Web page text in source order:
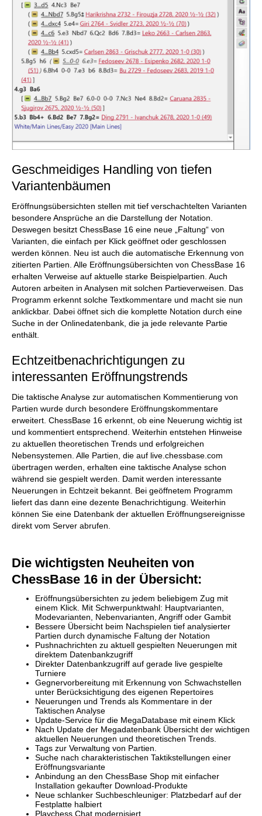
Geschmeidiges Handling von tiefen
Variantenbäumen
Eröffnungsübersichten stellen mit tief verschachtelten Varianten
besondere Ansprüche an die Darstellung der Notation.
Deswegen besitzt ChessBase 16 eine neue „Faltung“ von
Varianten, die einfach per Klick geöffnet oder geschlossen
werden können. Neu ist auch die automatische Erkennung von
zitierten Partien. Alle Eröffnungsübersichten von ChessBase 16
erhalten Verweise auf aktuelle starke Beispielpartien. Auch
Autoren arbeiten in Analysen mit solchen Partieverweisen. Das
Programm erkennt solche Textkommentare und macht sie nun
anklickbar. Dabei öffnet sich die komplette Notation durch eine
Suche in der Onlinedatenbank, die ja jede relevante Partie
enthält.
Echtzeitbenachrichtigungen zu
interessanten Eröffnungstrends
Die taktische Analyse zur automatischen Kommentierung von
Partien wurde durch besondere Eröffnungskommentare
erweitert. ChessBase 16 erkennt, ob eine Neuerung wichtig ist
und kommentiert entsprechend. Weiterhin entstehen Hinweise
zu aktuellen theoretischen Trends und erfolgreichen
Nebensystemen. Alle Partien, die auf live.chessbase.com
übertragen werden, erhalten eine taktische Analyse schon
während sie gespielt werden. Damit werden interessante
Neuerungen in Echtzeit bekannt. Bei geöffnetem Programm
liefert das dann eine dezente Benachrichtigung. Weiterhin
können Sie eine Datenbank der aktuellen Eröffnungsereignisse
direkt vom Server abrufen.
Die wichtigsten Neuheiten von
ChessBase 16 in der Übersicht:
Eröffnungsübersichten zu jedem beliebigem Zug mit
einem Klick. Mit Schwerpunktwahl: Hauptvarianten,
Modevarianten, Nebenvarianten, Angriff oder Gambit
Bessere Übersicht beim Nachspielen tief analysierter
Partien durch dynamische Faltung der Notation
Pushnachrichten zu aktuell gespielten Neuerungen mit
direktem Datenbankzugriff
Direkter Datenbankzugriff auf gerade live gespielte
Turniere
Gegnervorbereitung mit Erkennung von Schwachstellen
unter Berücksichtigung des eigenen Repertoires
Neuerungen und Trends als Kommentare in der
Taktischen Analyse
Update-Service für die MegaDatabase mit einem Klick
Nach Update der Megadatenbank Übersicht der wichtigen
aktuellen Neuerungen und theoretischen Trends.
Tags zur Verwaltung von Partien.
Suche nach charakteristischen Taktikstellungen einer
Eröffnungsvariante
Anbindung an den ChessBase Shop mit einfacher
Installation gekaufter Download-Produkte
Neue schlanker Suchbeschleuniger: Platzbedarf auf der
Festplatte halbiert
Playchess Chat modernisiert